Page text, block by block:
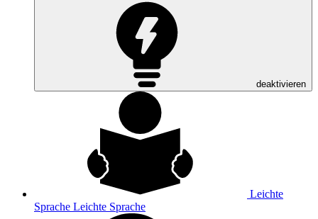
deaktivieren
Leichte
Sprache Leichte Sprache